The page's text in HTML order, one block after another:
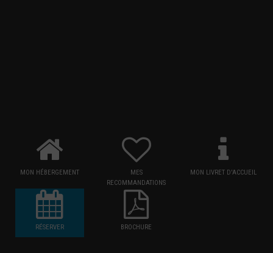
MON HÉBERGEMENT
MES
RECOMMANDATIONS
MON LIVRET D'ACCUEIL
RÉSERVER BROCHURE